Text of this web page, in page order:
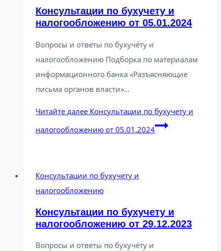
Консультации по бухучету и
налогообложению от 05.01.2024
Вопросы и ответы по бухучёту и
налогообложению Подборка по материалам
информационного банка «Разъясняющие
письма органов власти»…
Читайте далее Консультации по бухучету и
налогообложению от 05.01.2024
Консультации по бухучету и
налогообложению
Консультации по бухучету и
налогообложению от 29.12.2023
Вопросы и ответы по бухучёту и